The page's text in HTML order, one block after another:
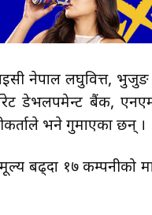
नेपाल लघुवित्त, भुजुङ
डेभलपमेन्ट बैंक,
भने गुमाएका छन् ।
बढ्दा १७ कम्पनीको